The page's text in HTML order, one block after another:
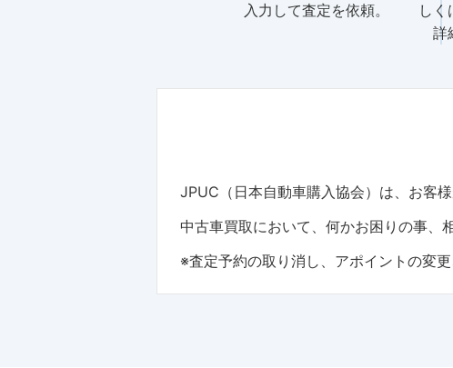
入力して査定を依頼。
し
詳
JPUC（日本自動車購入協会）は、お客
中古車買取において、何かお困りの事、
※査定予約の取り消し、アポイントの変